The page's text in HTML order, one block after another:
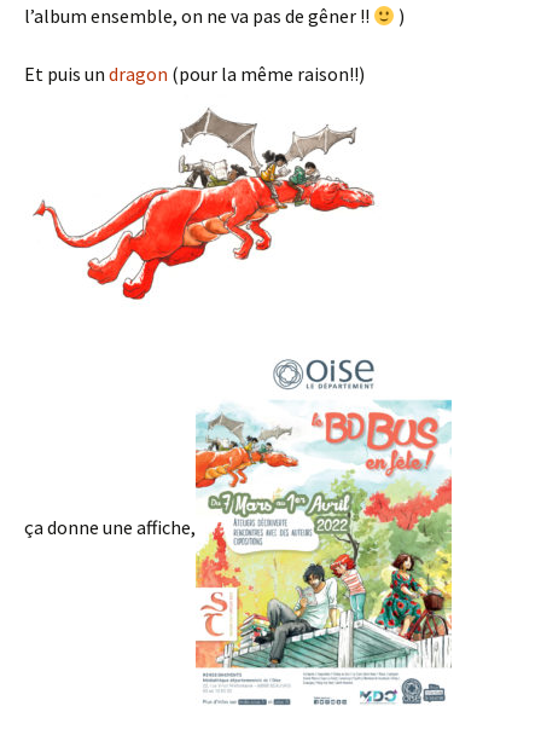
l’album ensemble, on ne va pas de gêner !!
)
Et puis un dragon (pour la même raison!!)
ça donne une affiche,